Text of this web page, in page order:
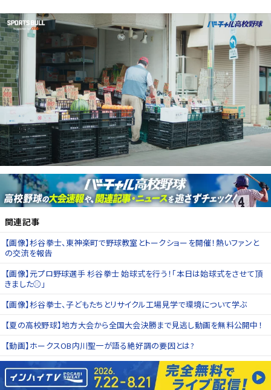
関連記事
【画像】杉谷拳士、東神楽町で野球教室とトークショーを開催！熱いファンと
の交流を報告
【画像】元プロ野球選手 杉谷拳士 始球式を行う！「本日は始球式をさせて頂
きました⚾️」
【画像】杉谷拳士、子どもたちとリサイクル工場見学で環境について学ぶ
【夏の高校野球】地方大会から全国大会決勝まで見逃し動画を無料公開中！
【動画】ホークスOB内川聖一が語る絶好調の要因とは?